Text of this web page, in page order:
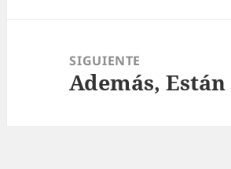
SIGUIENTE
Entrada
Además,